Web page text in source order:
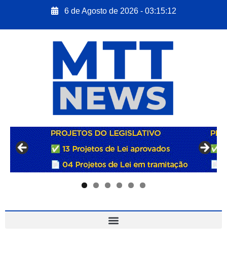
6 de Agosto de 2026 - 03:15:13